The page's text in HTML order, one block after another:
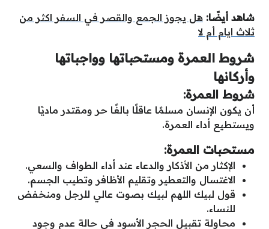
شاهد أيضًا: هل يجوز الجمع والقصر في السفر اكثر من
ثلاث ايام أم لا
شروط العمرة ومستحباتها وواجباتها
وأركانها
شروط العمرة:
أن يكون الإنسان مسلمًا عاقلًا بالغًا حر ومقتدر ماديًا
ويستطيع أداء العمرة.
مستحبات العمرة:
الإكثار من الأذكار والدعاء عند أداء الطواف والسعي.
الاغتسال والتعطير وتقليم الأظافر وتطيب الجسم.
قول لبيك اللهم لبيك بصوت عالي للرجل ومنخفض
للنساء.
محاولة تقبيل الحجر الأسود في حالة عدم وجود